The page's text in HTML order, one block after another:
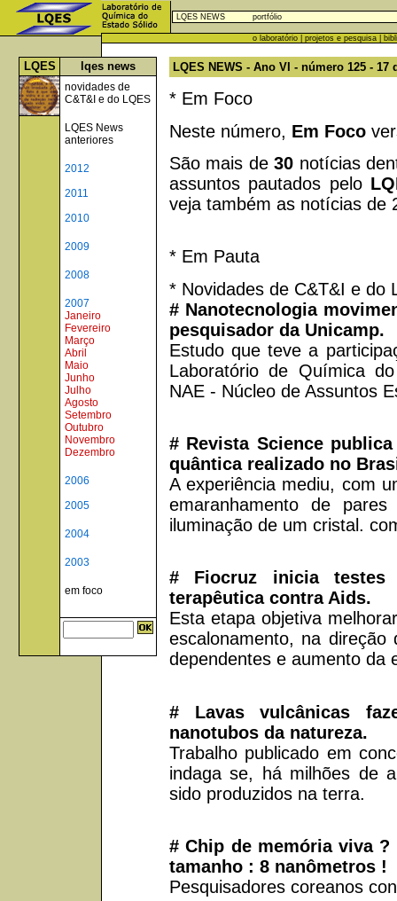
LQES NEWS portfólio
o laboratório projetos e pesquisa
LQES lqes news
novidades de
C&T&I e do LQES
LQES News
anteriores
2012
2011
2010
2009
2008
2007
Janeiro
Fevereiro
Março
Abril
Maio
Junho
Julho
Agosto
Setembro
Outubro
Novembro
Dezembro
2006
2005
2004
2003
em foco
LQES NEWS - Ano VI - número 125 - 17
* Em Foco
Neste número, Em Foco
São mais de30 notícias
assuntos pautados pelo
veja também as notícias de
* Em Pauta
* Novidades de C&T&I e do
# Nanotecnologia
pesquisador da Unicamp.
Estudo que teve a
Laboratório de Química
NAE - Núcleo de Assuntos
# Revista Science
quântica realizado no
A experiência mediu, com
emaranhamento de
iluminação de um cristal.
# Fiocruz inicia testes
terapêutica contra Aids.
Esta etapa objetiva
escalonamento, na
dependentes e aumento da
# Lavas vulcânicas
nanotubos da natureza.
Trabalho publicado em
indaga se, há milhões de
sido produzidos na terra.
# Chip de memória viva
tamanho : 8 nanômetros !
Pesquisadores coreanos